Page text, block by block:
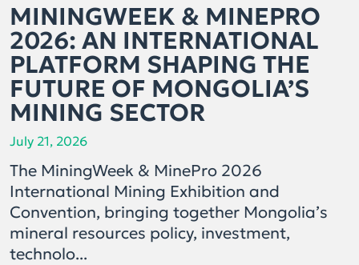
MININGWEEK & MINEPRO
2026: AN INTERNATIONAL
PLATFORM SHAPING THE
FUTURE OF MONGOLIA’S
MINING SECTOR
July 21, 2026
The MiningWeek & MinePro 2026
International Mining Exhibition and
Convention, bringing together Mongolia’s
mineral resources policy, investment,
technolo...